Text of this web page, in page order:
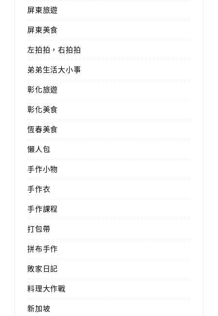
屏東旅遊
屏東美食
左拍拍，右拍拍
弟弟生活大小事
彰化旅遊
彰化美食
恆春美食
懶人包
手作小物
手作衣
手作課程
打包帶
拼布手作
敗家日記
料理大作戰
新加坡